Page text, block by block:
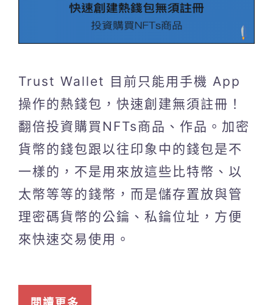
Trust Wallet 目前只能用手機 App
操作的熱錢包，快速創建無須註冊！
翻倍投資購買NFTs商品、作品。加密
貨幣的錢包跟以往印象中的錢包是不
一樣的，不是用來放這些比特幣、以
太幣等等的錢幣，而是儲存置放與管
理密碼貨幣的公鑰、私鑰位址，方便
來快速交易使用。